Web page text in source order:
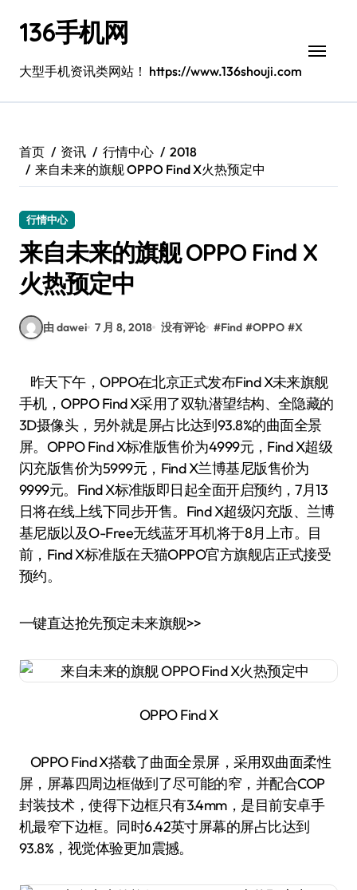
136手机网
大型手机资讯类网站！ https://www.136shouji.com
首页 资讯 行情中心
2018
来自未来的旗舰 OPPO Find X火热预定中
行情中心
来自未来的旗舰 OPPO Find X
火热预定中
由 dawei 7 月 8, 2018 没有评论 #Find #OPPO #X
昨天下午，OPPO在北京正式发布Find X未来旗舰
手机，OPPO Find X采用了双轨潜望结构、全隐藏的
3D摄像头，另外就是屏占比达到93.8%的曲面全景
屏。OPPO Find X标准版售价为4999元，Find X超级
闪充版售价为5999元，Find X兰博基尼版售价为
9999元。Find X标准版即日起全面开启预约，7月13
日将在线上线下同步开售。Find X超级闪充版、兰博
基尼版以及O-Free无线蓝牙耳机将于8月上市。目
前，Find X标准版在天猫OPPO官方旗舰店正式接受
预约。
一键直达抢先预定未来旗舰>>
OPPO Find X
OPPO Find X搭载了曲面全景屏，采用双曲面柔性
屏，屏幕四周边框做到了尽可能的窄，并配合COP
封装技术，使得下边框只有3.4mm，是目前安卓手
机最窄下边框。同时6.42英寸屏幕的屏占比达到
93.8%，视觉体验更加震撼。